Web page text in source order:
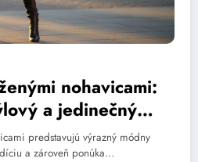
nohavicami:
a jedinečný
predstavujú výrazný módny
a zároveň ponúka…